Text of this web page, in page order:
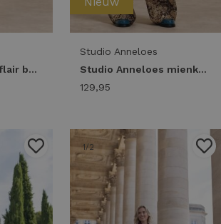
Studio Anneloes flair bonded trousers 14043 Flared 8400 camel
Studio Anneloes
Studio Anneloes mienke snake trousers 14055 Broek 8487 camel/espresso
129,95
1/2